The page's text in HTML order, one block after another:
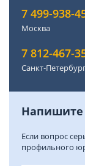
7 499-938-
Москва
7 812-467-
Санкт-
Напишите
Если вопрос
профильного